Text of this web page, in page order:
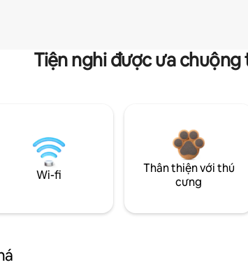
Tiện nghi được ưa
Wi-fi
Thân thiện với thú
cưng